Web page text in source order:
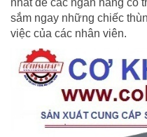
sắm ngay những chiếc
việc của các nhân viên.